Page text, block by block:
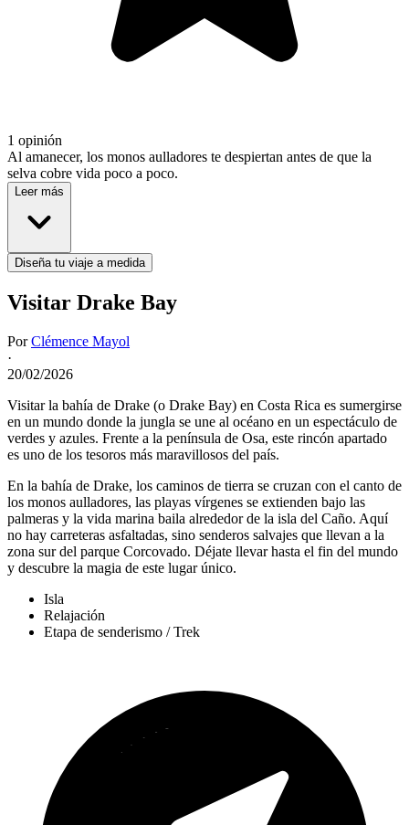
1 opinión
Al amanecer, los monos aulladores te despiertan antes de que la
selva cobre vida poco a poco.
Leer más
Diseña tu viaje a medida
Visitar Drake Bay
PorClémence Mayol
·
20/02/2026
Visitar la bahía de Drake (o Drake Bay) en Costa Rica es sumergirse
en un mundo donde la jungla se une al océano en un espectáculo de
verdes y azules. Frente a la península de Osa, este rincón apartado
es uno de los tesoros más maravillosos del país.
En la bahía de Drake, los caminos de tierra se cruzan con el canto de
los monos aulladores, las playas vírgenes se extienden bajo las
palmeras y la vida marina baila alrededor de la isla del Caño. Aquí
no hay carreteras asfaltadas, sino senderos salvajes que llevan a la
zona sur del parque Corcovado. Déjate llevar hasta el fin del mundo
y descubre la magia de este lugar único.
Isla
Relajación
Etapa de senderismo / Trek